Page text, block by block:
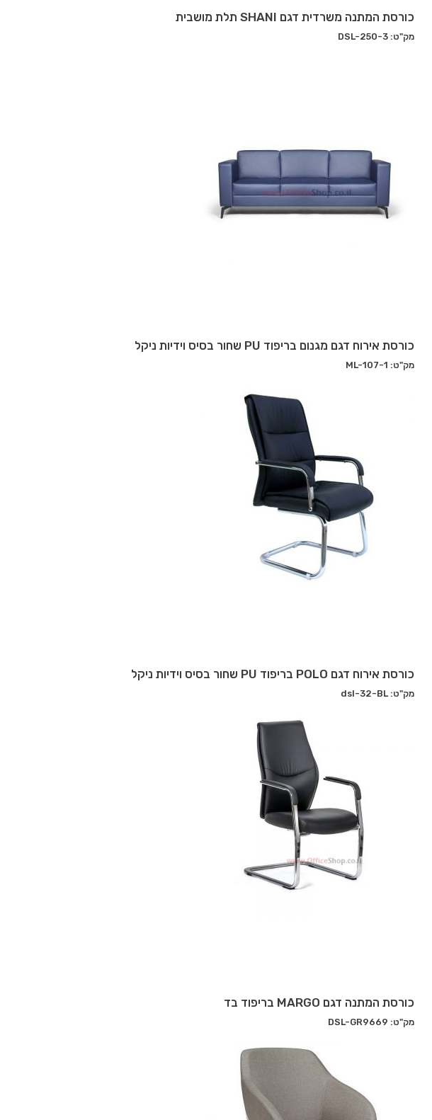
כורסת המתנה משרדית דגם SHANI תלת מושבית
מק"ט: DSL-250-3
כורסת אירוח דגם מגנום בריפוד PU שחור בסיס וידיות ניקל
מק"ט: ML-107-1
כורסת אירוח דגם POLO בריפוד PU שחור בסיס וידיות ניקל
מק"ט: dsl-32-BL
כורסת המתנה דגם MARGO בריפוד בד
מק"ט: DSL-GR9669